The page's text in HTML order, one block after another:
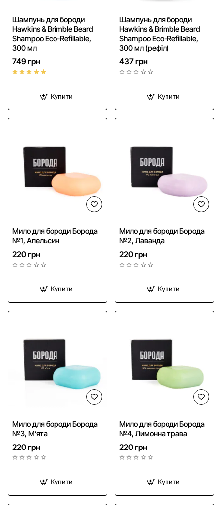
Шампунь для бороди
Hawkins & Brimble Beard
Shampoo Eco-Refillable,
300 мл
749 грн
Купити
Шампунь для бороди
Hawkins & Brimble Beard
Shampoo Eco-Refillable,
300 мл (рефіл)
437 грн
Купити
Мило для бороди Борода
№1, Апельсин
220 грн
Купити
Мило для бороди Борода
№2, Лаванда
220 грн
Купити
Мило для бороди Борода
№3, М’ята
220 грн
Купити
Мило для бороди Борода
№4, Лимонна трава
220 грн
Купити